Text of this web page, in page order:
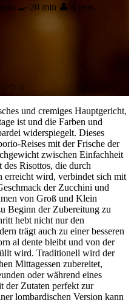
🍳 20 min 👤 4 pers.
und cremiges Hauptgericht,
ist und die Farben und
widerspiegelt. Dieses
Reises mit der Frische der
zwischen Einfachheit
Risottos, die durch
erreicht wird, verbindet sich mit
der Zucchini und
von Groß und Klein
Beginn der Zubereitung zu
hebt nicht nur den
trägt auch zu einer besseren
al dente bleibt und von der
wird. Traditionell wird der
Mittagessen zubereitet,
oder während eines
der Zutaten perfekt zur
lombardischen Version kann